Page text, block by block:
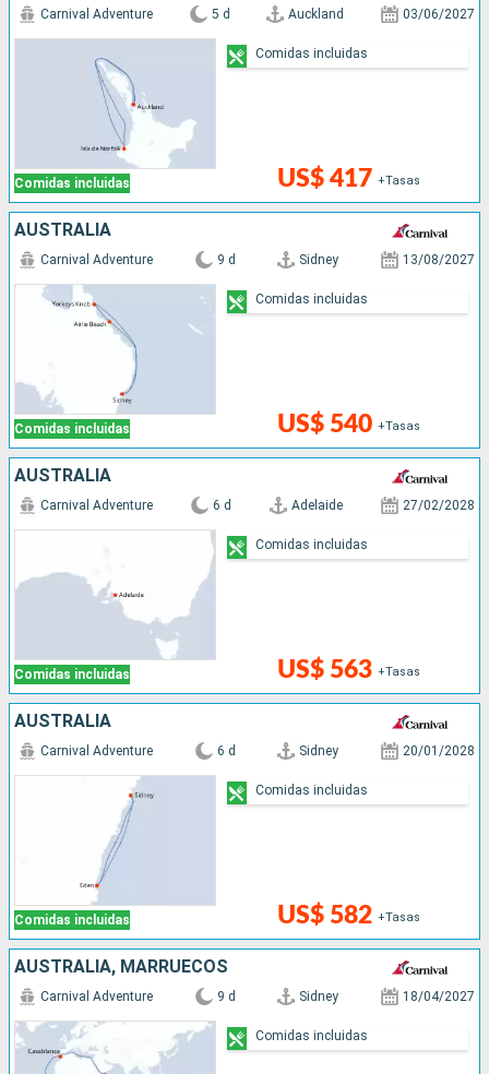
Comidas incluidas
Carnival Adventure 5 d Auckland 03/06/2027
US$ 417 +Tasas
Comidas incluidas
AUSTRALIA
Comidas incluidas
Carnival Adventure 9 d Sidney 13/08/2027
US$ 540 +Tasas
Comidas incluidas
AUSTRALIA
Comidas incluidas
Carnival Adventure 6 d Adelaide 27/02/2028
US$ 563 +Tasas
Comidas incluidas
AUSTRALIA
Comidas incluidas
Carnival Adventure 6 d Sidney 20/01/2028
US$ 582 +Tasas
Comidas incluidas
AUSTRALIA, MARRUECOS
Carnival Adventure 9 d Sidney 18/04/2027
Comidas incluidas